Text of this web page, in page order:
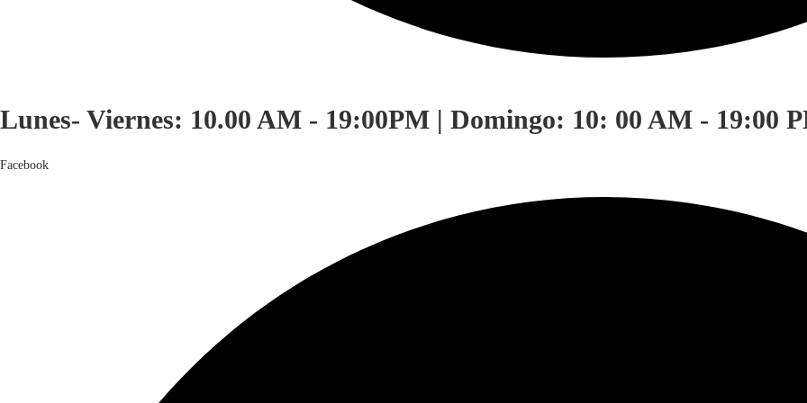
Lunes- Viernes: 10.00 AM - 19:00PM | Domingo: 10: 00 AM - 19:00
Facebook